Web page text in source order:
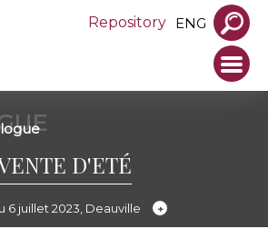
Repository ENG
D'ETÉ
6 juillet 2023, Deauville